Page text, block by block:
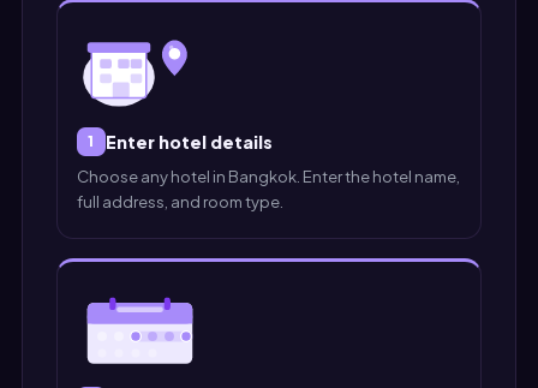
1 Enter hotel details
Choose any hotel in Bangkok. Enter the hotel name,
full address, and room type.